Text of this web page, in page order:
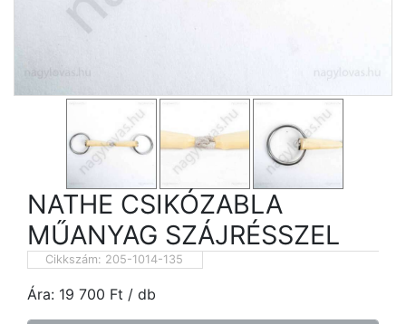
NATHE CSIKÓZABLA
MŰANYAG SZÁJRÉSSZEL
Cikkszám: 205-1014-135
Ára: 19 700 Ft / db